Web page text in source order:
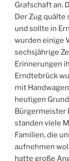
Grafschaft an.
Der Zug quälte
und sollte in
wurden einige
sechsjährige
Erinnerungen
Erndtebrück
mit
heutigen
Bürgermeister
standen viele
Familien, die
aufnehmen
hatte große